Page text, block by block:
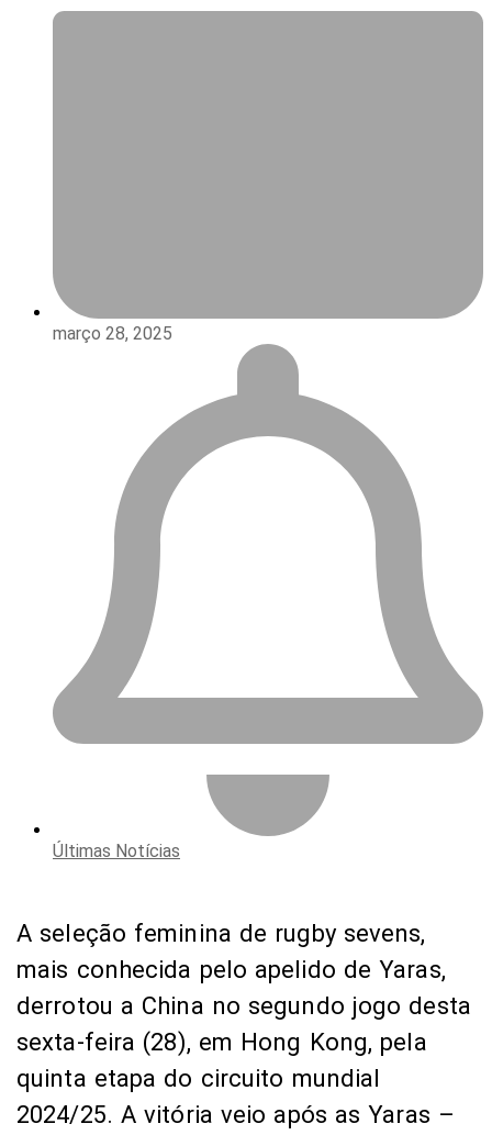
março 28, 2025
Últimas Notícias
A seleção feminina de rugby sevens,
mais conhecida pelo apelido de Yaras,
derrotou a China no segundo jogo desta
sexta-feira (28), em Hong Kong, pela
quinta etapa do circuito mundial
2024/25. A vitória veio após as Yaras –